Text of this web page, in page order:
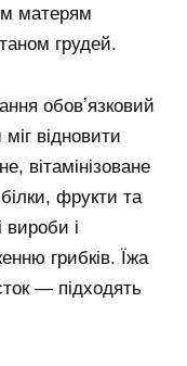
матерям
грудей.
обовʼязковий
відновити
вітамінізоване
фрукти та
і
грибків. Їжа
— підходять